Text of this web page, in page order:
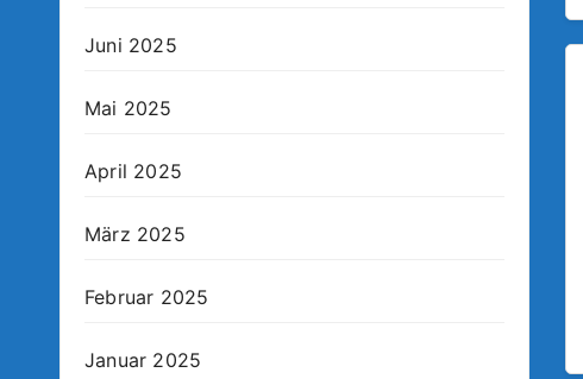
Juni 2025
Mai 2025
April 2025
März 2025
Februar 2025
Januar 2025